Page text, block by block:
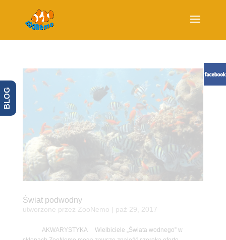
Świat podwodny
utworzone przez ZooNemo paź 29, 2017
AKWARYSTYKA Wielbiciele „Świata wodnego” w
BLOG